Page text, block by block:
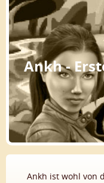
Ankh -
Ankh ist wohl von